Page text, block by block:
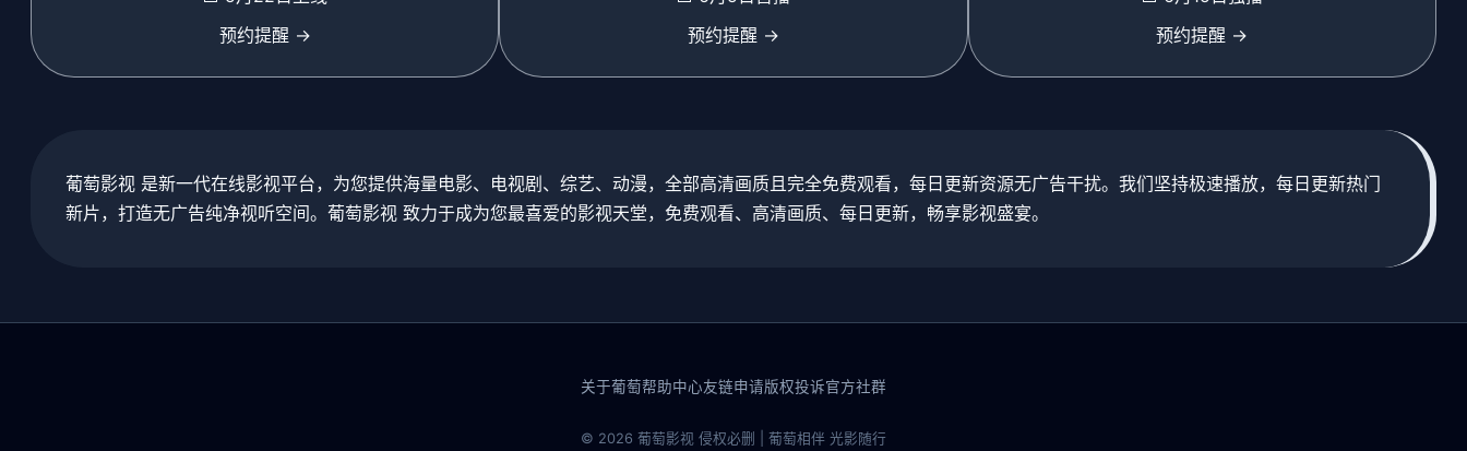
预约提醒 →
预约提醒 →
预约提醒 →
葡萄影视 是新一代在线影视平台，为您提供海量电影、电视剧、综艺、动漫，全部高清画质且完全免费观看，每日更新资源无广告干扰。我们坚持极速播放，每日更新热门
新片，打造无广告纯净视听空间。葡萄影视 致力于成为您最喜爱的影视天堂，免费观看、高清画质、每日更新，畅享影视盛宴。
关于葡萄帮助中心友链申请版权投诉官方社群
© 2026 葡萄影视 侵权必删 | 葡萄相伴 光影随行